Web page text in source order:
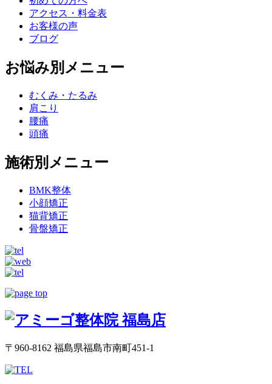
アクセス・料金表
お客様の声
ブログ
お悩み別メニュー
むくみ・たるみ
肩こり
腰痛
頭痛
施術別メニュー
BMK整体
小顔矯正
猫背矯正
骨盤矯正
〒960-8162 福島県福島市南町451-1